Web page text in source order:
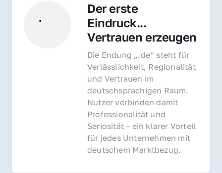
Der erste
Eindruck...
Vertrauen erzeugen
Die Endung „.de“ steht für
Verlässlichkeit, Regionalität
und Vertrauen im
deutschsprachigen Raum.
Nutzer verbinden damit
Professionalität und
Seriosität – ein klarer Vorteil
für jedes Unternehmen mit
deutschem Marktbezug.